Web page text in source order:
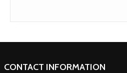
CONTACT INFORMATION